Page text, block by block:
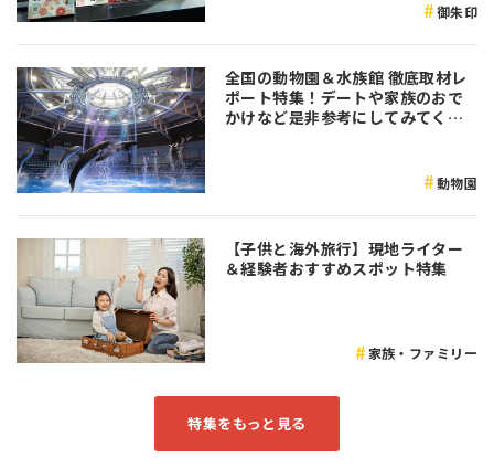
御朱印
全国の動物園＆水族館 徹底取材レ
ポート特集！デートや家族のおで
かけなど是非参考にしてみてくだ
動物園
【子供と海外旅行】現地ライター
＆経験者おすすめスポット特集
家族・ファミリー
特集をもっと見る